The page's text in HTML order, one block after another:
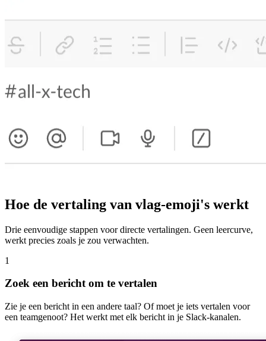
Hoe de vertaling van vlag-emoji's werkt
Drie eenvoudige stappen voor directe vertalingen. Geen leercurve,
werkt precies zoals je zou verwachten.
1
Zoek een bericht om te vertalen
Zie je een bericht in een andere taal? Of moet je iets vertalen voor
een teamgenoot? Het werkt met elk bericht in je Slack-kanalen.